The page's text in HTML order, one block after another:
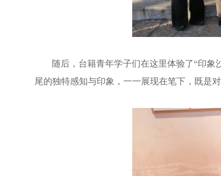
随后，台籍青年学子们在这里体验了“印
尾的独特感知与印象，一一展现在笔下，既是